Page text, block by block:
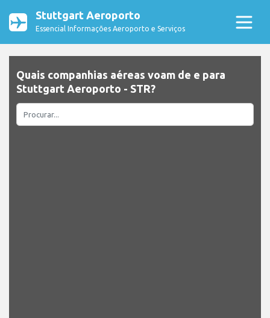
Stuttgart Aeroporto
Essencial Informações Aeroporto e Serviços
Quais companhias aéreas voam de e para
Stuttgart Aeroporto - STR?